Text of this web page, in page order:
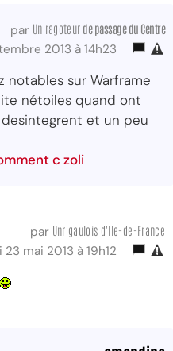
par Un ragoteur de passagedu Centre
2013 à 14h23
notables sur Warframe
nétoiles quand ont
et un peu
c zoli
par Unr gaulois d'Ile-de-France
mai 2013 à 19h12